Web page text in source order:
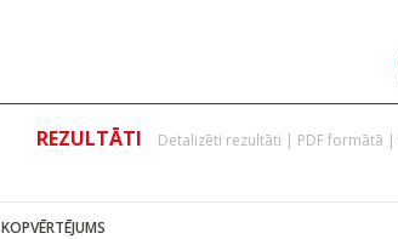
REZULTĀTI Detalizēti rezultāti | PDF formātā |
KOPVĒRTĒJUMS